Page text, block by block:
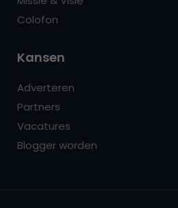
Colofon
Kansen
Adverteren
Partners
Vacatures
Blogger worden